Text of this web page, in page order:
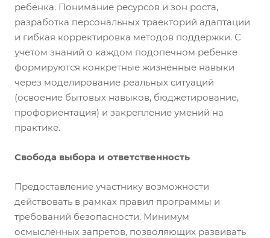
ребёнка. Понимание ресурсов и зон роста,
разработка персональных траекторий адаптации
и гибкая корректировка методов поддержки. С
учетом знаний о каждом подопечном ребенке
формируются конкретные жизненные навыки
через моделирование реальных ситуаций
(освоение бытовых навыков, бюджетирование,
профориентация) и закрепление умений на
практике.
Свобода выбора и ответственность
Предоставление участнику возможности
действовать в рамках правил программы и
требований безопасности. Минимум
осмысленных запретов, позволяющих развивать